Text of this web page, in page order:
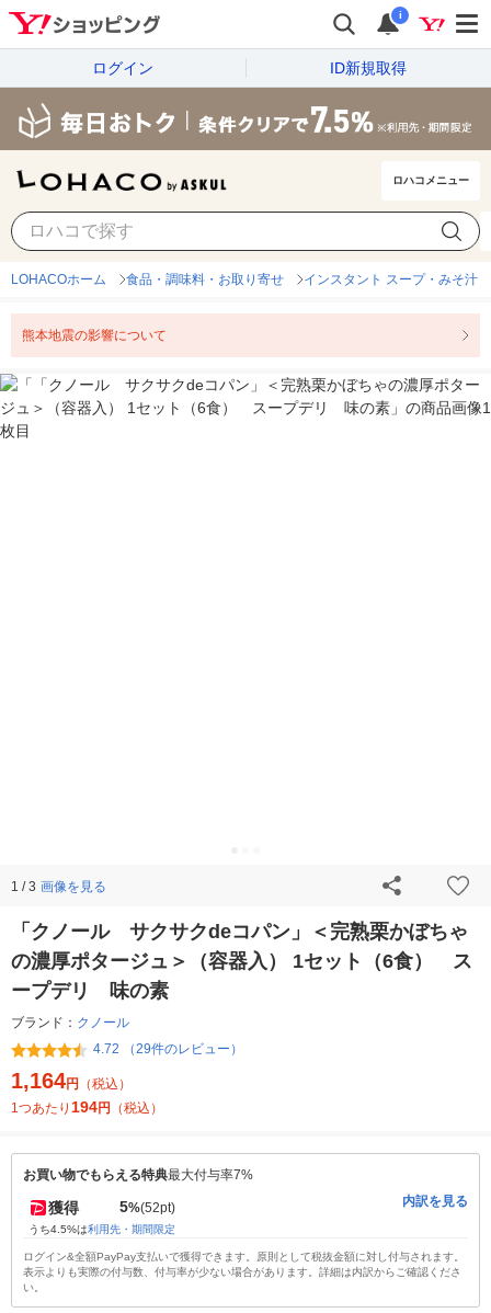
i
ログイン ID新規取得
ロハコメニュー
LOHACOホーム 食品・調味料・お取り寄せ インスタント スープ・みそ汁
熊本地震の影響について
1 / 3 画像を見る
「クノール サクサクdeコパン」＜完熟栗かぼちゃ
の濃厚ポタージュ＞（容器入） 1セット（6食） ス
ープデリ 味の素
ブランド： クノール
4.72 （29件のレビュー）
1,164円
（税込）
1つあたり 194円 （税込）
お買い物でもらえる特典最大付与率7%
獲得 5%(52pt)
うち4.5%は利用先・期間限定
内訳を見る
ログイン&全額PayPay支払いで獲得できます。原則として税抜金額に対し付与されます。
表示よりも実際の付与数、付与率が少ない場合があります。詳細は内訳からご確認くださ
い。